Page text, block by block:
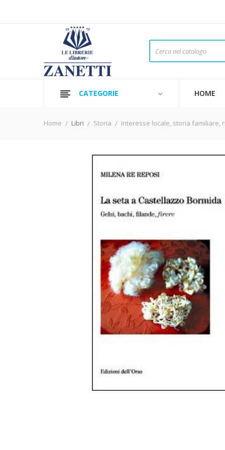
CATEGORIE HOME
Home Libri Storia Interesse locale, storia familiare,